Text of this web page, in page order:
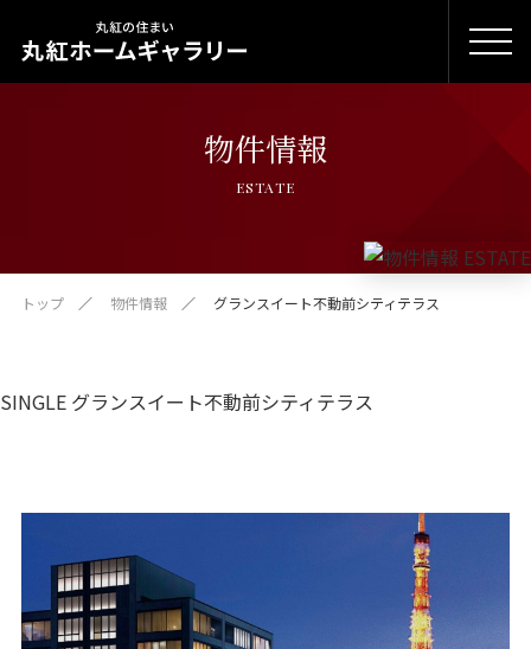
物件情報
ESTATE
トップ 物件情報 グランスイート不動前シティテラス
SINGLE グランスイート不動前シティテラス